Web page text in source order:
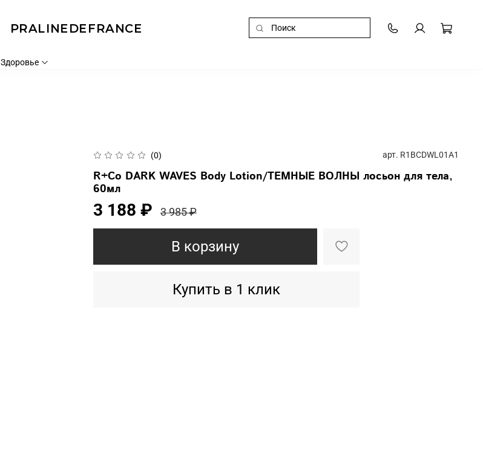
PRALINEDEFRANCE
Здоровье
(0) арт. R1BCDWL01A1
R+Co DARK WAVES Body Lotion/ТЕМНЫЕ ВОЛНЫ лосьон для тела,
60мл
3 188 ₽ 3 985 ₽
В корзину
Купить в 1 клик